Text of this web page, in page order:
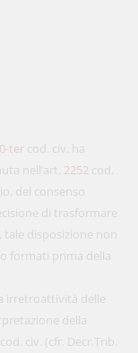
ter cod. civ. ha
nell’art. 2252 cod.
del consenso
di trasformare
tale disposizione non
formati prima della
irretroattività delle
della
civ. (cfr. Decr.Trib.